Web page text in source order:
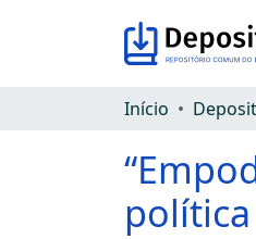
Início